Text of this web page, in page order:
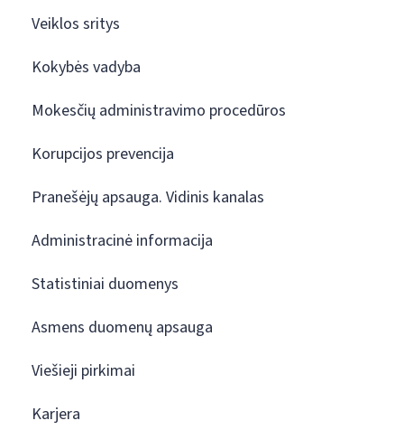
Veiklos sritys
Kokybės vadyba
Mokesčių administravimo procedūros
Korupcijos prevencija
Pranešėjų apsauga. Vidinis kanalas
Administracinė informacija
Statistiniai duomenys
Asmens duomenų apsauga
Viešieji pirkimai
Karjera